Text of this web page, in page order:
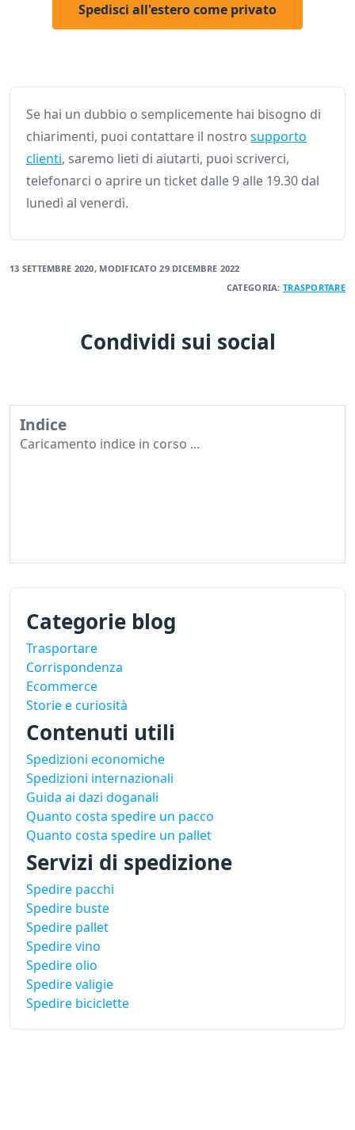
Spedisci all'estero come privato
Se hai un dubbio o semplicemente hai bisogno di
chiarimenti, puoi contattare il nostro supporto
clienti, saremo lieti di aiutarti, puoi scriverci,
telefonarci o aprire un ticket dalle 9 alle 19.30 dal
lunedì al venerdì.
13 SETTEMBRE 2020, MODIFICATO29 DICEMBRE 2022
CATEGORIA: TRASPORTARE
Condividi sui social
Indice
Caricamento indice in corso ...
Categorie blog
Trasportare
Corrispondenza
Ecommerce
Storie e curiosità
Contenuti utili
Spedizioni economiche
Spedizioni internazionali
Guida ai dazi doganali
Quanto costa spedire un pacco
Quanto costa spedire un pallet
Servizi di spedizione
Spedire pacchi
Spedire buste
Spedire pallet
Spedire vino
Spedire olio
Spedire valigie
Spedire biciclette